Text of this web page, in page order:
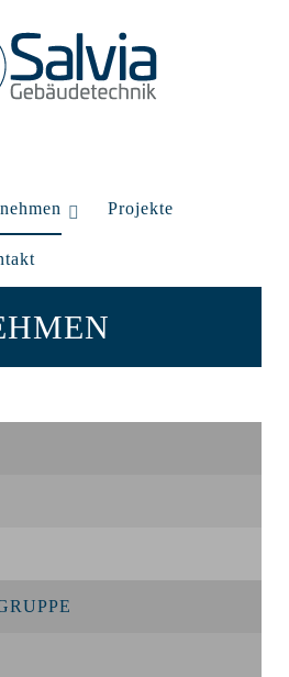
Projekte